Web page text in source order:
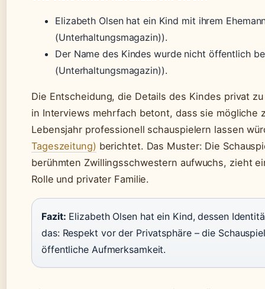
Elizabeth Olsen hat ein Kind mit ihrem
(Unterhaltungsmagazin)).
Der Name des Kindes wurde nicht öffentlich
(Unterhaltungsmagazin)).
Die Entscheidung, die Details des Kindes privat
in Interviews mehrfach betont, dass sie mögliche
Lebensjahr professionell schauspielern lassen
Tageszeitung) berichtet. Das Muster: Die
berühmten Zwillingsschwestern aufwuchs, zieht
Rolle und privater Familie.
Fazit: Elizabeth Olsen hat ein Kind, dessen
das: Respekt vor der Privatsphäre – die
öffentliche Aufmerksamkeit.